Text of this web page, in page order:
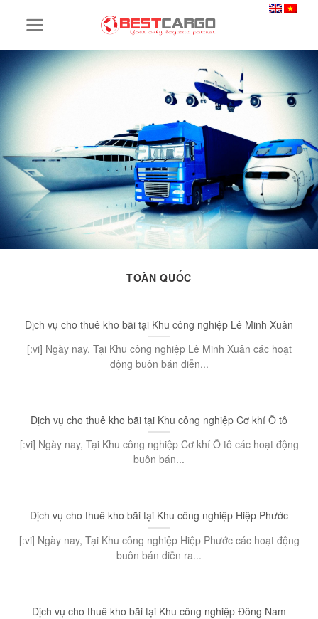
TOÀN QUỐC
Dịch vụ cho thuê kho bãi tại Khu công nghiệp Lê Minh Xuân
[:vi] Ngày nay, Tại Khu công nghiệp Lê Minh Xuân các hoạt
động buôn bán diễn...
Dịch vụ cho thuê kho bãi tại Khu công nghiệp Cơ khí Ô tô
[:vi] Ngày nay, Tại Khu công nghiệp Cơ khí Ô tô các hoạt động
buôn bán...
Dịch vụ cho thuê kho bãi tại Khu công nghiệp Hiệp Phước
[:vi] Ngày nay, Tại Khu công nghiệp Hiệp Phước các hoạt động
buôn bán diễn ra...
Dịch vụ cho thuê kho bãi tại Khu công nghiệp Đông Nam